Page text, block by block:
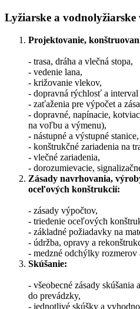
Lyžiarske a vodnolyžiarske
Projektovanie,
- trasa, dráha a vlečná stopa,
- vedenie lana,
- križovanie vlekov,
- dopravná rýchlosť a interval
- zaťaženia pre výpočet a
- dopravné, napínacie,
na voľbu a výmenu),
- nástupné a výstupné stanice,
- konštrukčné zariadenia na
- vlečné zariadenia,
- dorozumievacie,
Zásady navrhovania,
oceľových konštrukcií:
- zásady výpočtov,
- triedenie oceľových
- základné požiadavky na
- údržba, opravy a
- medzné odchýlky rozmerov
Skúšanie:
- všeobecné zásady skúšania
do prevádzky,
- jednotlivé skúšky a